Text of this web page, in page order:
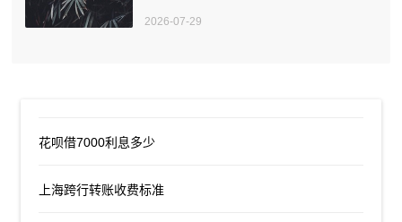
2026-07-29
花呗借7000利息多少
上海跨行转账收费标准